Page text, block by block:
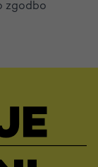
zgodbo